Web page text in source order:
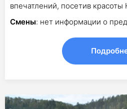
впечатлений, посетив
Смены: нет информации о